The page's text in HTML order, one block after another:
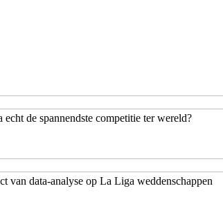
echt de spannendste competitie ter wereld?
van data-analyse op La Liga weddenschappen